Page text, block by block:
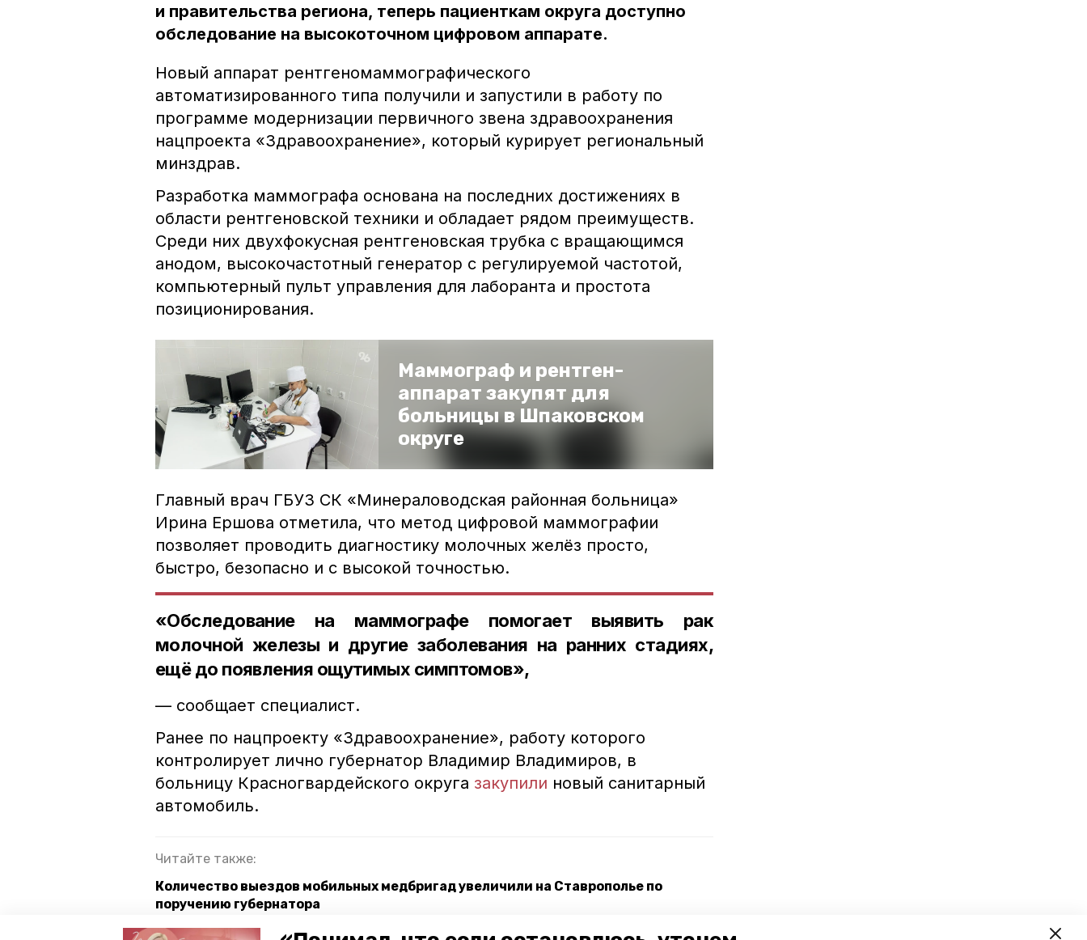
и правительства региона, теперь пациенткам округа доступно
обследование на высокоточном цифровом аппарате.
Новый аппарат рентгеномаммографического
автоматизированного типа получили и запустили в работу по
программе модернизации первичного звена здравоохранения
нацпроекта «Здравоохранение», который курирует региональный
минздрав.
Разработка маммографа основана на последних достижениях в
области рентгеновской техники и обладает рядом преимуществ.
Среди них двухфокусная рентгеновская трубка с вращающимся
анодом, высокочастотный генератор с регулируемой частотой,
компьютерный пульт управления для лаборанта и простота
позиционирования.
Маммограф и рентген-
аппарат закупят для
больницы в Шпаковском
округе
Главный врач ГБУЗ СК «Минераловодская районная больница»
Ирина Ершова отметила, что метод цифровой маммографии
позволяет проводить диагностику молочных желёз просто,
быстро, безопасно и с высокой точностью.
«Обследование на маммографе помогает выявить рак
молочной железы и другие заболевания на ранних стадиях,
ещё до появления ощутимых симптомов»,
— сообщает специалист.
Ранее по нацпроекту «Здравоохранение», работу которого
контролирует лично губернатор Владимир Владимиров, в
больницу Красногвардейского округа закупили новый санитарный
автомобиль.
Читайте также:
Количество выездов мобильных медбригад увеличили на Ставрополье по
поручению губернатора
Больницу в Кугульте введут в эксплуатацию в ближайший месяц